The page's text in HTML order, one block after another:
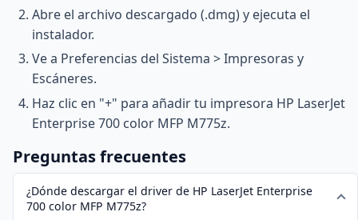
Abre el archivo descargado (.dmg) y ejecuta el
instalador.
Ve a Preferencias del Sistema > Impresoras y
Escáneres.
Haz clic en "+" para añadir tu impresora HP LaserJet
Enterprise 700 color MFP M775z.
Preguntas frecuentes
¿Dónde descargar el driver de HP LaserJet Enterprise
700 color MFP M775z?